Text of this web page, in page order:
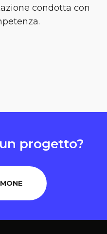
condotta con
progetto?